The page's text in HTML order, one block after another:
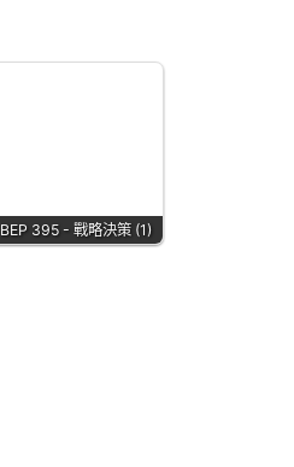
BEP 395 - 戰略決策 (1)